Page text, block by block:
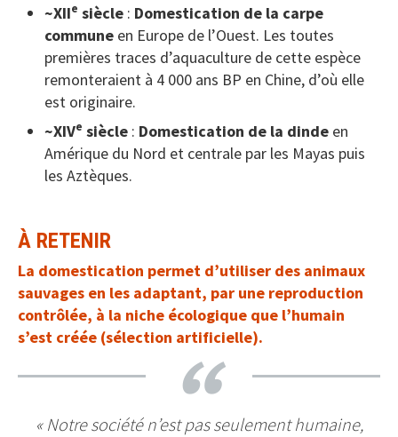
~XIIe siècle : Domestication de la carpe
commune en Europe de l’Ouest. Les toutes
premières traces d’aquaculture de cette espèce
remonteraient à 4 000 ans BP en Chine, d’où elle
est originaire.
~XIVe siècle : Domestication de la dinde en
Amérique du Nord et centrale par les Mayas puis
les Aztèques.
À RETENIR
La domestication permet d’utiliser des animaux
sauvages en les adaptant, par une reproduction
contrôlée, à la niche écologique que l’humain
s’est créée (sélection artificielle).
« Notre société n’est pas seulement humaine,